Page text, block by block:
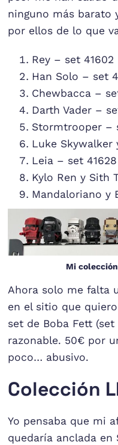
ninguno más barato
por ellos de lo que
Rey – set 41602
Han Solo – set
Chewbacca –
Darth Vader –
Stormtrooper –
Luke Skywalker
Leia – set 41628
Kylo Ren y Sith
Mandaloriano y
Mi
Ahora solo me falta
en el sitio que
set de Boba Fett
razonable. 50€ por
poco… abusivo.
Colección
Yo pensaba que mi
quedaría anclada en